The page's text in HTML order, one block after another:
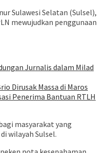
Sulawesi Selatan (Sulsel),
mewujudkan penggunaan
Jurnalis dalam Milad
Dirusak Massa di Maros
Penerima Bantuan RTLH
masyarakat yang
wilayah Sulsel.